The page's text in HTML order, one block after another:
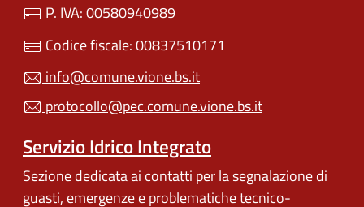
P. IVA: 00580940989
Codice fiscale: 00837510171
info@comune.vione.bs.it
protocollo@pec.comune.vione.bs.it
Servizio Idrico Integrato
Sezione dedicata ai contatti per la segnalazione di
guasti, emergenze e problematiche tecnico-